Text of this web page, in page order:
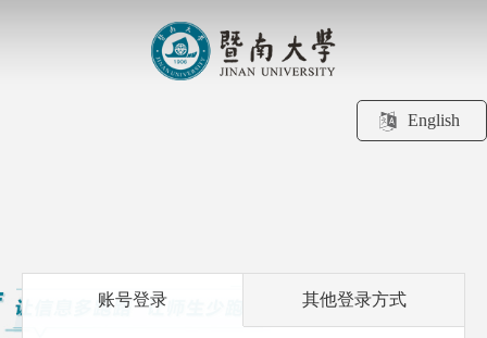
English
账号登录 其他登录方式